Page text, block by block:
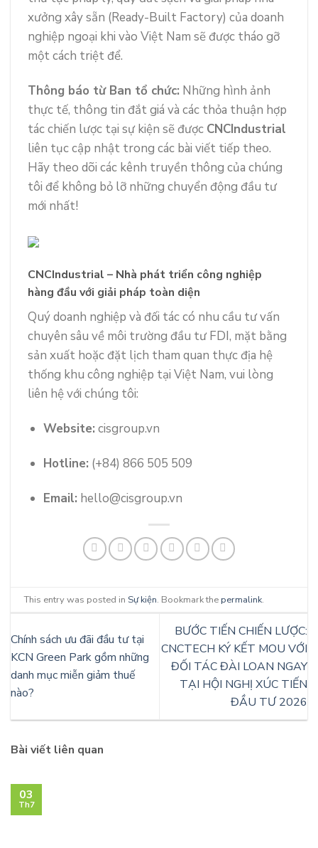
xưởng xây sẵn (Ready-Built Factory) của doanh
nghiệp ngoại khi vào Việt Nam sẽ được tháo gỡ
một cách triệt để.
Thông báo từ Ban tổ chức: Những hình ảnh
thực tế, thông tin đắt giá và các thỏa thuận hợp
tác chiến lược tại sự kiện sẽ được CNCIndustrial
liên tục cập nhật trong các bài viết tiếp theo.
Hãy theo dõi các kênh truyền thông của chúng
tôi để không bỏ lỡ những chuyển động đầu tư
mới nhất!
CNCIndustrial – Nhà phát triển công nghiệp
hàng đầu với giải pháp toàn diện
Quý doanh nghiệp và đối tác có nhu cầu tư vấn
chuyên sâu về môi trường đầu tư FDI, mặt bằng
sản xuất hoặc đặt lịch tham quan thực địa hệ
thống khu công nghiệp tại Việt Nam, vui lòng
liên hệ với chúng tôi:
Website: cisgroup.vn
Hotline: (+84) 866 505 509
Email: hello@cisgroup.vn
This entry was posted in Sự kiện. Bookmark the permalink.
Chính sách ưu đãi đầu tư tại
KCN Green Park gồm những
danh mục miễn giảm thuế
nào?
BƯỚC TIẾN CHIẾN LƯỢC:
CNCTECH KÝ KẾT MOU VỚI
ĐỐI TÁC ĐÀI LOAN NGAY
TẠI HỘI NGHỊ XÚC TIẾN
ĐẦU TƯ 2026
Bài viết liên quan
03
Th7